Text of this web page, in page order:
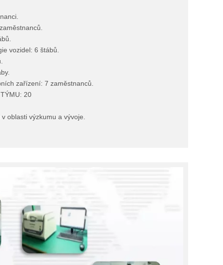
vozidel: 6 štábů.
zařízení: 7 zaměstnanců.
20
oblasti výzkumu a vývoje.